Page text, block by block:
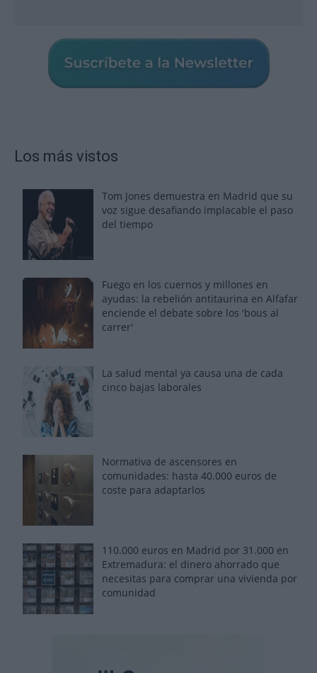
Los más vistos
Tom Jones demuestra en Madrid que su
voz sigue desafiando implacable el paso
del tiempo
Fuego en los cuernos y millones en
ayudas: la rebelión antitaurina en Alfafar
enciende el debate sobre los 'bous al
carrer'
La salud mental ya causa una de cada
cinco bajas laborales
Normativa de ascensores en
comunidades: hasta 40.000 euros de
coste para adaptarlos
110.000 euros en Madrid por 31.000 en
Extremadura: el dinero ahorrado que
necesitas para comprar una vivienda por
comunidad